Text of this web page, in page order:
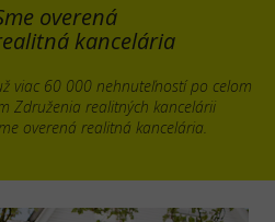
overená
kancelária
viac 60 000 nehnuteľností po celom
Združenia realitných kancelárii
overená realitná kancelária.